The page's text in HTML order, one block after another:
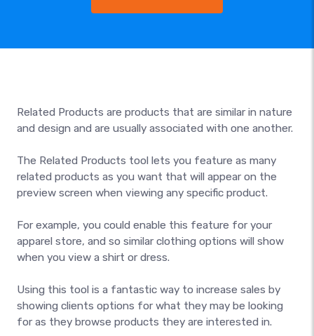
Related Products are products that are similar in nature
and design and are usually associated with one another.
The Related Products tool lets you feature as many
related products as you want that will appear on the
preview screen when viewing any specific product.
For example, you could enable this feature for your
apparel store, and so similar clothing options will show
when you view a shirt or dress.
Using this tool is a fantastic way to increase sales by
showing clients options for what they may be looking
for as they browse products they are interested in.